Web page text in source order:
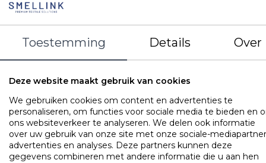
Toestemming Details Over
Deze website maakt gebruik van cookies
We gebruiken cookies om content en advertenties te
personaliseren, om functies voor sociale media te bieden en
ons websiteverkeer te analyseren. We delen ook informatie
over uw gebruik van onze site met onze sociale-
advertenties en analyses. Deze partners kunnen deze
gegevens combineren met andere informatie die u aan hen